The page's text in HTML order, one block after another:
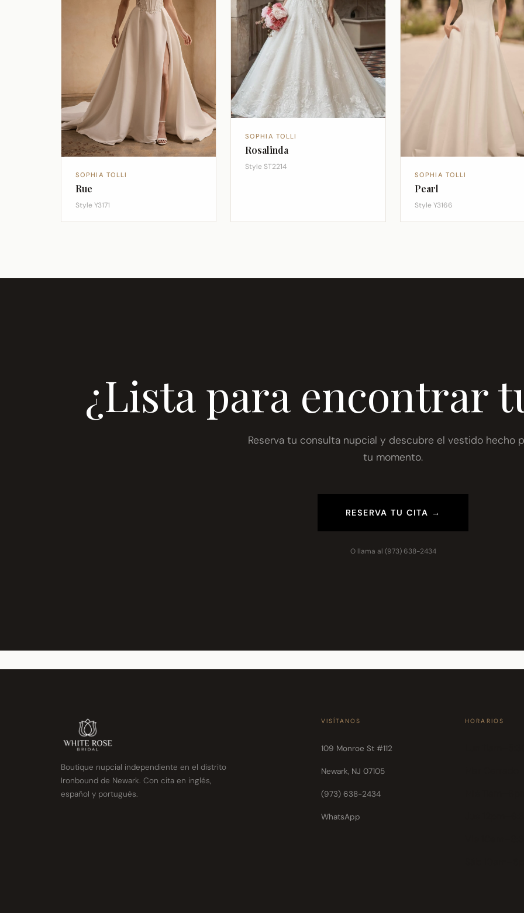
SOPHIA TOLLI
Rue
Style Y3171
SOPHIA TOLLI
Rosalinda
Style ST2214
SOPHIA TOLLI
Pearl
Style Y3166
¿Lista para encontrar
Reserva tu consulta nupcial y descubre el vestido hecho
tu momento.
RESERVA TU CITA →
O llama al (973) 638-2434
Boutique nupcial independiente en el distrito
Ironbound de Newark. Con cita en inglés,
español y portugués.
VISÍTANOS
109 Monroe St #112
Newark, NJ 07105
(973) 638-2434
WhatsApp
HORARIOS